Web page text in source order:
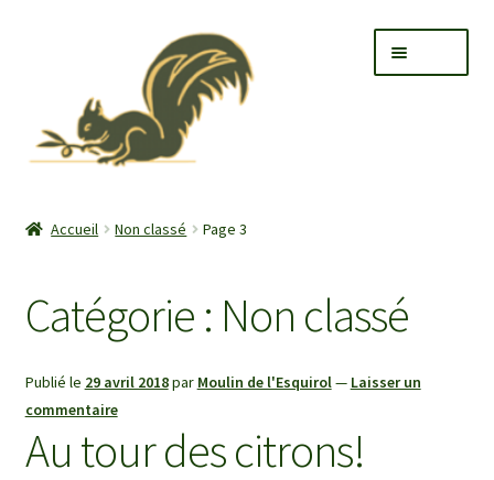
navigation
L’oliveraie
Le moulin
Les produits
Accueil Non classé Page 3
Catégorie : Non classé
Publié le 29 avril 2018par Moulin de l'Esquirol — Laisser un
commentaire
Au tour des citrons!